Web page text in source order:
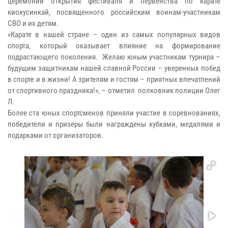
киокусинкай, посвященного российским воинам-участникам
СВО и их детям.
«Карате в нашей стране – один из самых популярных видов
спорта, который оказывает влияние на формирование
подрастающего поколения. Желаю юным участникам турнира –
будущим защитникам нашей славной России – уверенных побед
в спорте и в жизни! А зрителям и гостям – приятных впечатлений
от спортивного праздника!», – отметил полковник полиции Олег
Л.
Более ста юных спортсменов приняли участие в соревнованиях,
победители и призеры были награждены кубками, медалями и
подарками от организаторов.